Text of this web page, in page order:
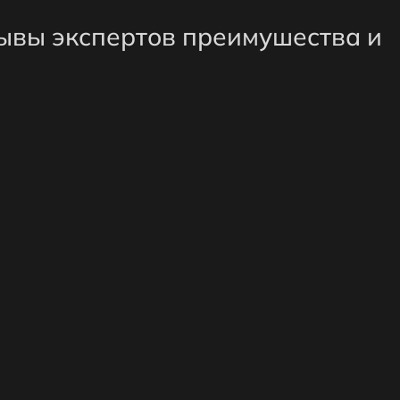
экспертов преимушества и